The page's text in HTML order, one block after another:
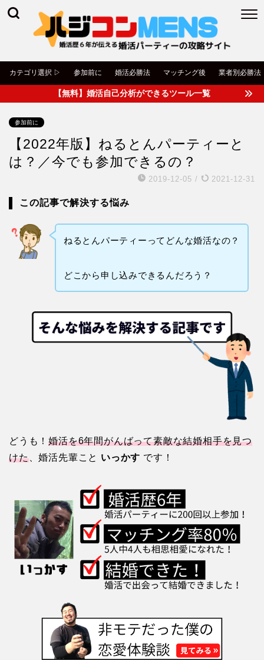
カテゴリ選択 ▷ 参加前に 婚活必勝法 マッチング後 業者別必勝法
【無料】婚活自己分析ができるツール一覧
参加前に
【2022年版】ねるとんパーティーと
は？／今でも参加できるの？
2019-12-05 / 2021-12-31
この記事で解決する悩み
ねるとんパーティーってどんな婚活なの？
どこから申し込みできるんだろう？
どうも！婚活を6年間がんばって素敵な結婚相手を見つ
けた、婚活先輩こと いっかす です！